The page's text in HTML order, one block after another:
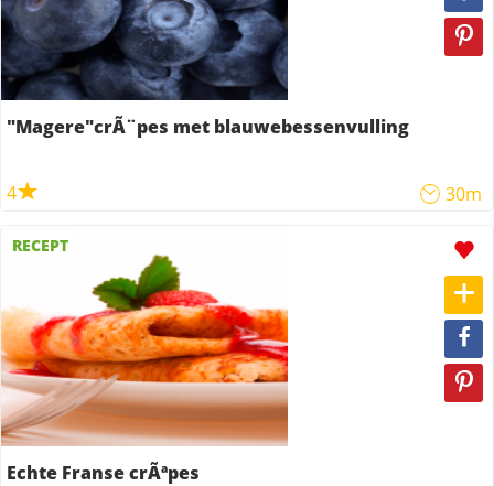
"Magere"crÃ¨pes met blauwebessenvulling
4 30m
RECEPT
Echte Franse crÃªpes